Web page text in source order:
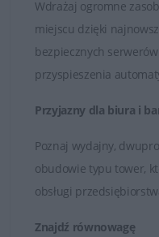
Solidny
w
Serwery Dell typu
rozbudowy. Serwery
Wdrażaj ogromne
miejscu dzięki
bezpiecznych
przyspieszenia
Przyjazny dla biura i
Poznaj wydajny,
obudowie typu tower,
obsługi
Znajdź równowagę